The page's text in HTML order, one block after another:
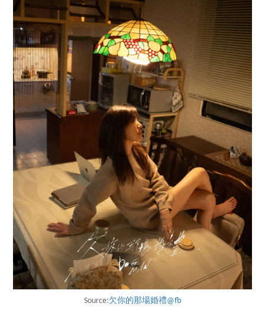
Source:欠你的那場婚禮@fb